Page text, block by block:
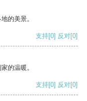
的美景。
支持[0] 反对[0]
的温暖。
支持[0] 反对[0]